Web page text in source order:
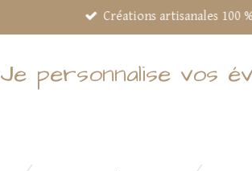
Créations artisanales 100
Je personnalise vos